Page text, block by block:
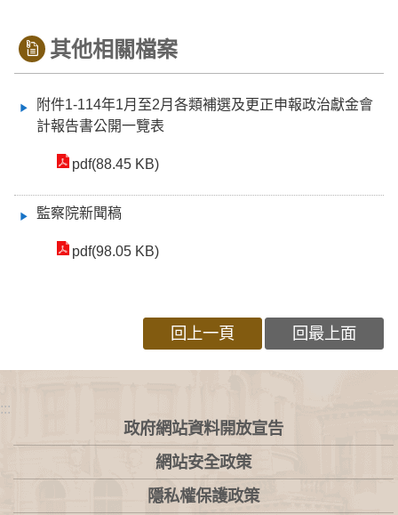
其他相關檔案
附件1-114年1月至2月各類補選及更正申報政治獻金會
計報告書公開一覽表
pdf(88.45 KB)
監察院新聞稿
pdf(98.05 KB)
回上一頁 回最上面
:::
政府網站資料開放宣告
網站安全政策
隱私權保護政策